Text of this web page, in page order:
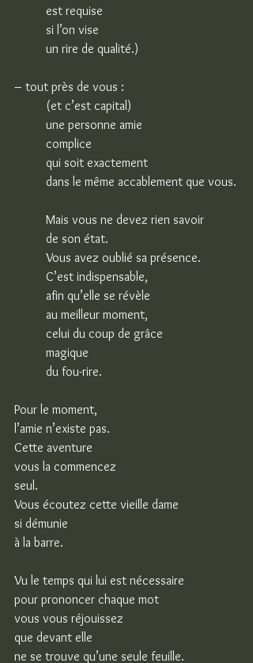
est requise
si l’on vise
un rire de qualité.)
– tout près de vous :
(et c’est capital)
une personne amie
complice
qui soit exactement
dans le même accablement que vous.
Mais vous ne devez rien savoir
de son état.
Vous avez oublié sa présence.
C’est indispensable,
afin qu’elle se révèle
au meilleur moment,
celui du coup de grâce
magique
du fou-rire.
Pour le moment,
l’amie n’existe pas.
Cette aventure
vous la commencez
seul.
Vous écoutez cette vieille dame
si démunie
à la barre.
Vu le temps qui lui est nécessaire
pour prononcer chaque mot
vous vous réjouissez
que devant elle
ne se trouve qu’une seule feuille.